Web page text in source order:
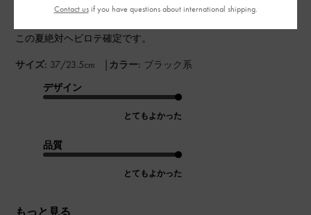
軽いので、足が疲れる感じもありません。
この夏絶対ヘビロテ確定です。
サイズ: 37/23.5cm | カラー: ブラック系
デザイン
とてもよかった
品質
とてもよかった
もっと見る
Contact usif you have questions about international shipping.